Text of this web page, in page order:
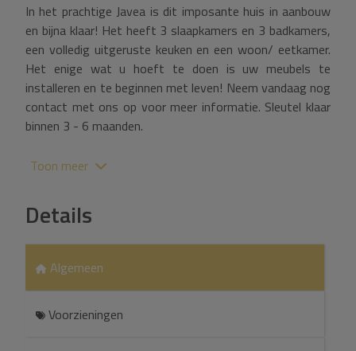
In het prachtige Javea is dit imposante huis in aanbouw
en bijna klaar! Het heeft 3 slaapkamers en 3 badkamers,
een volledig uitgeruste keuken en een woon/ eetkamer.
Het enige wat u hoeft te doen is uw meubels te
installeren en te beginnen met leven! Neem vandaag nog
contact met ons op voor meer informatie. Sleutel klaar
binnen 3 - 6 maanden.
Paradise Vastgoed Javea
en bijna klaar! Het heeft 3 slaapkamers en 3 badkamers,
een volledig uitgeruste keuken en een woon/ eetkamer.
Het enige wat u hoeft te doen is uw meubels te
installeren en te beginnen met leven! Neem vandaag nog
Toon meer
Details
Algemeen
Voorzieningen